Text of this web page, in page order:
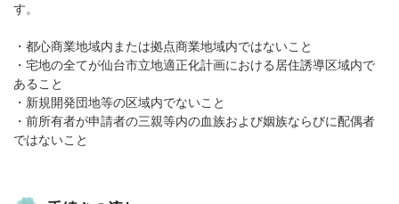
す。
・都心商業地域内または拠点商業地域内ではないこと
・宅地の全てが仙台市立地適正化計画における居住誘導区域内で
あること
・新規開発団地等の区域内でないこと
・前所有者が申請者の三親等内の血族および姻族ならびに配偶者
ではないこと